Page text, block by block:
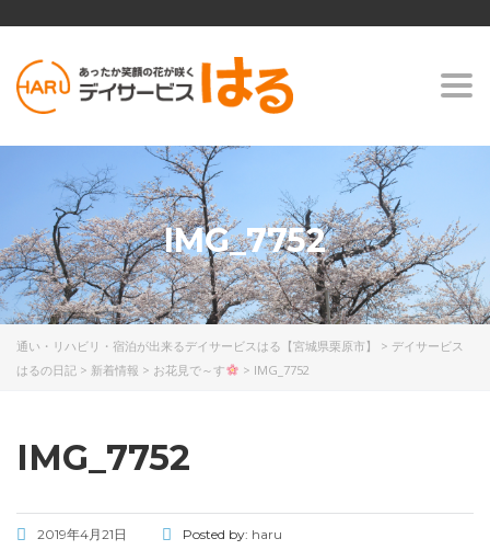
IMG_7752
通い・リハビリ・宿泊が出来るデイサービスはる【宮城県栗原市】 > デイサービス
はるの日記 > 新着情報 > お花見で～す > IMG_7752
IMG_7752
2019年4月21日 Posted by: haru